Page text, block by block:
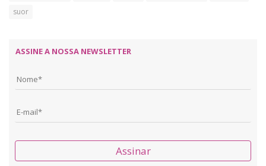
suor
ASSINE A NOSSA NEWSLETTER
Assinar